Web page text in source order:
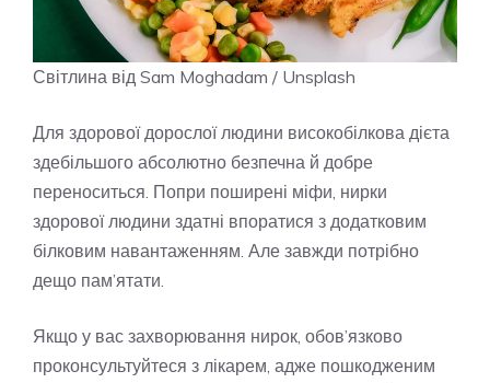
Світлина від Sam Moghadam / Unsplash
Для здорової дорослої людини високобілкова дієта
здебільшого абсолютно безпечна й добре
переноситься. Попри поширені міфи, нирки
здорової людини здатні впоратися з додатковим
білковим навантаженням. Але завжди потрібно
дещо пам’ятати.
Якщо у вас захворювання нирок, обов’язково
проконсультуйтеся з лікарем, адже пошкодженим